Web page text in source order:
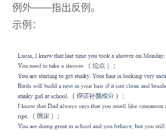
例外——指出反例。
示例：